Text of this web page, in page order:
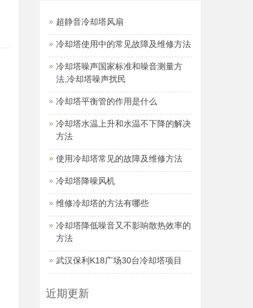
超静音冷却塔风扇
冷却塔使用中的常见故障及维修方法
冷却塔噪声国家标准和噪音测量方
法,冷却塔噪声扰民
冷却塔平衡管的作用是什么
冷却塔水温上升和水温不下降的解决
方法
使用冷却塔常见的故障及维修方法
冷却塔降噪风机
维修冷却塔的方法有哪些
冷却塔降低噪音又不影响散热效率的
方法
武汉保利K18广场30台冷却塔项目
近期更新